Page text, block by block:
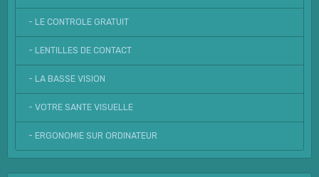
- LE CONTROLE GRATUIT
- LENTILLES DE CONTACT
- LA BASSE VISION
- VOTRE SANTE VISUELLE
- ERGONOMIE SUR ORDINATEUR